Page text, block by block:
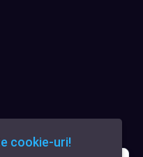
cookie-uri!